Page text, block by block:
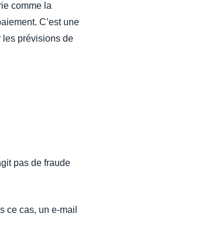
comme la
C’est une
les prévisions de
pas de fraude
ce cas, un e-mail